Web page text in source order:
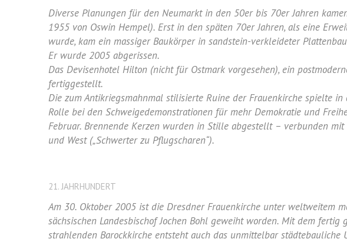
Diverse Planungen für den Neumarkt in den 50er bis 70er Jahren
1955 von Oswin Hempel). Erst in den späten 70er Jahren, als eine
wurde, kam ein massiger Baukörper in sandstein-verkleideter
Er wurde 2005 abgerissen.
Das Devisenhotel Hilton (nicht für Ostmark vorgesehen), ein
fertiggestellt.
Die zum Antikriegsmahnmal stilisierte Ruine der Frauenkirche spielte
Rolle bei den Schweigedemonstrationen für mehr Demokratie und
Februar. Brennende Kerzen wurden in Stille abgestellt – verbunden
und West („Schwerter zu Pflugscharen“).
21. JAHRHUNDERT
Am 30. Oktober 2005 ist die Dresdner Frauenkirche unter weltweitem
sächsischen Landesbischof Jochen Bohl geweiht worden. Mit dem fertig
strahlenden Barockkirche entsteht auch das unmittelbar städtebauliche